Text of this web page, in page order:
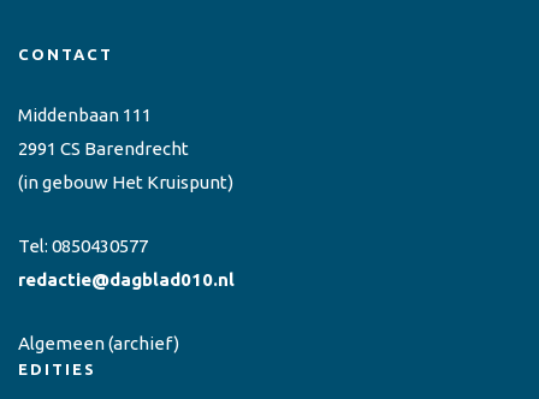
CONTACT
Middenbaan 111
2991 CS Barendrecht
(in gebouw Het Kruispunt)
Tel: 0850430577
redactie@dagblad010.nl
Algemeen(archief)
EDITIES